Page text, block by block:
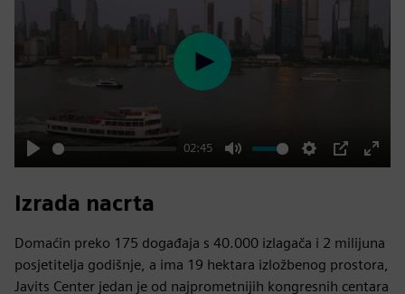
Play
02:45
Mute Settings
PIP
Enter
Play
Izrada nacrta
Domaćin preko 175 događaja s 40.000 izlagača i 2 milijuna
posjetitelja godišnje, a ima 19 hektara izložbenog prostora,
Javits Center jedan je od najprometnijih kongresnih centara